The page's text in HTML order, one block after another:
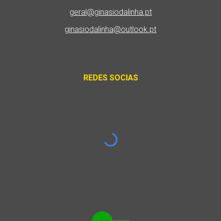
geral@ginasiodalinha.pt
ginasiodalinha@outlook.pt
REDES SOCIAS